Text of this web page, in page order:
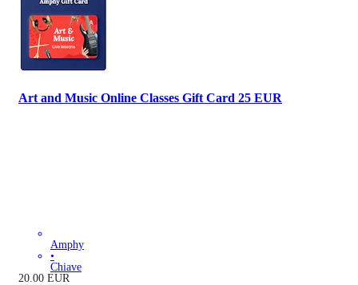
Art and Music Online Classes Gift Card 25 EUR
Amphy
•
Chiave
20.00 EUR